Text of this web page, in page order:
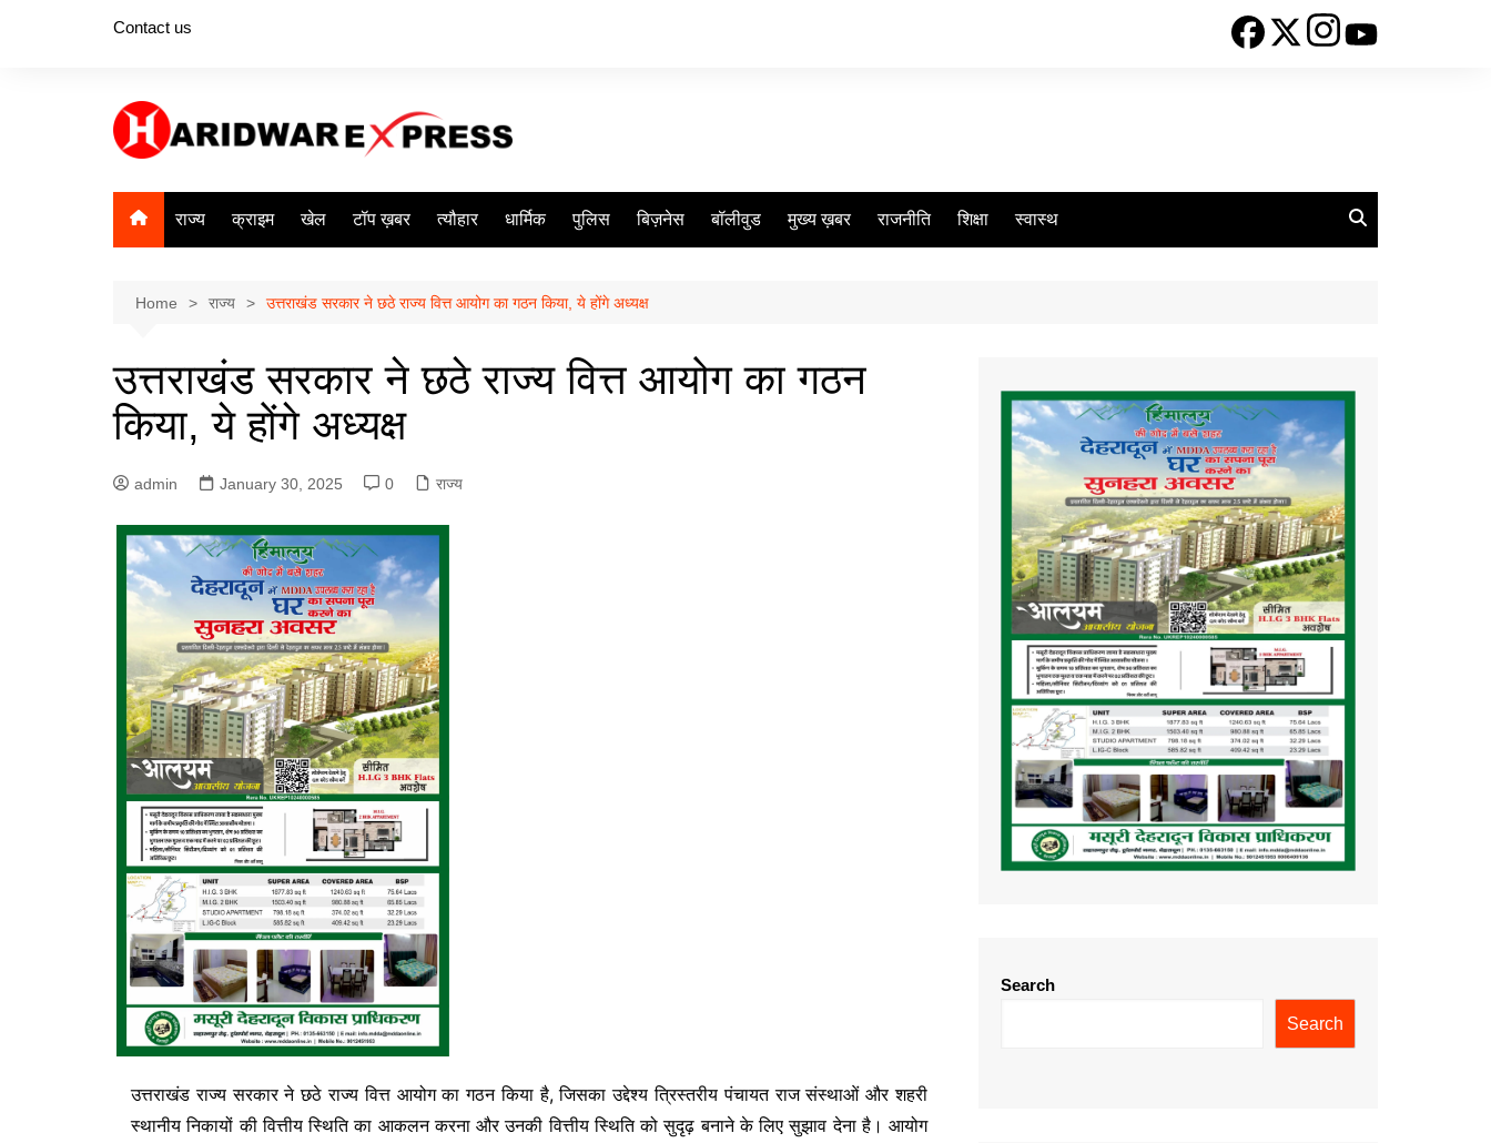
Contact us
राज्य क्राइम खेल टॉप ख़बर त्यौहार धार्मिक पुलिस बिज़नेस बॉलीवुड मुख्य ख़बर राजनीति शिक्षा स्वास्थ
Home राज्य उत्तराखंड सरकार ने छठे राज्य वित्त आयोग का गठन किया, ये होंगे अध्यक्ष
उत्तराखंड सरकार ने छठे राज्य वित्त आयोग का गठन
किया, ये होंगे अध्यक्ष
admin January 30, 2025 0 राज्य
उत्तराखंड राज्य सरकार ने छठे राज्य वित्त आयोग का गठन किया है, जिसका उद्देश्य त्रिस्तरीय पंचायत राज संस्थाओं और शहरी
स्थानीय निकायों की वित्तीय स्थिति का आकलन करना और उनकी वित्तीय स्थिति को सुदृढ़ बनाने के लिए सुझाव देना है। आयोग
Search
Search